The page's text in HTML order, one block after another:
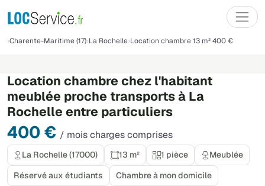
Charente-Maritime (17) La Rochelle Location chambre 13 m² 400 €
Location chambre chez l'habitant
meublée proche transports à La
Rochelle entre particuliers
400 € / mois charges comprises
La Rochelle (17000) 13 m² 1 pièce
Meublée
Réservé aux étudiants
Chambre à mon domicile